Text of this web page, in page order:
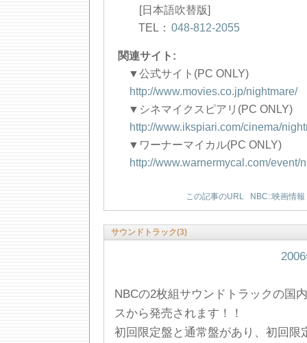
[日本語吹替版]
TEL： 048-812-2055
関連サイト:
▼公式サイト(PC ONLY)
http://www.movies.co.jp/nightmare/
▼シネマイクスピアリ(PC ONLY)
http://www.ikspiari.com/cinema/
▼ワーナーマイカル(PC ONLY)
http://www.warnermycal.com/event/
この記事のURL NBC::映画情報
サウンドトラック(3)
NBCの2枚組サウンドトラックの国
スから発売されます！！
初回限定盤と通常盤があり、初回限